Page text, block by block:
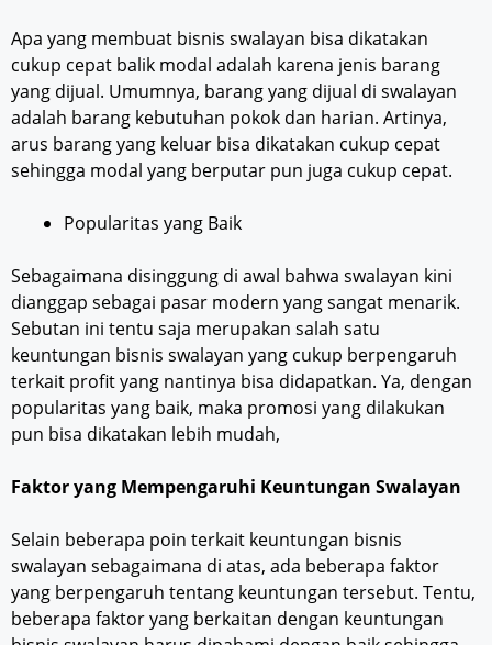
Apa yang membuat bisnis swalayan bisa dikatakan
cukup cepat balik modal adalah karena jenis barang
yang dijual. Umumnya, barang yang dijual di swalayan
adalah barang kebutuhan pokok dan harian. Artinya,
arus barang yang keluar bisa dikatakan cukup cepat
sehingga modal yang berputar pun juga cukup cepat.
Popularitas yang Baik
Sebagaimana disinggung di awal bahwa swalayan kini
dianggap sebagai pasar modern yang sangat menarik.
Sebutan ini tentu saja merupakan salah satu
keuntungan bisnis swalayan yang cukup berpengaruh
terkait profit yang nantinya bisa didapatkan. Ya, dengan
popularitas yang baik, maka promosi yang dilakukan
pun bisa dikatakan lebih mudah,
Faktor yang Mempengaruhi Keuntungan Swalayan
Selain beberapa poin terkait keuntungan bisnis
swalayan sebagaimana di atas, ada beberapa faktor
yang berpengaruh tentang keuntungan tersebut. Tentu,
beberapa faktor yang berkaitan dengan keuntungan